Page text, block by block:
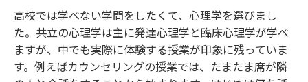
高校では学べない学問をしたくて、心理学を選びまし
た。共立の心理学は主に発達心理学と臨床心理学が学べ
ますが、中でも実際に体験する授業が印象に残っていま
す。例えばカウンセリングの授業では、たまたま席が隣